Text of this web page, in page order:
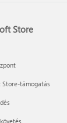
Store
Store-támogatás